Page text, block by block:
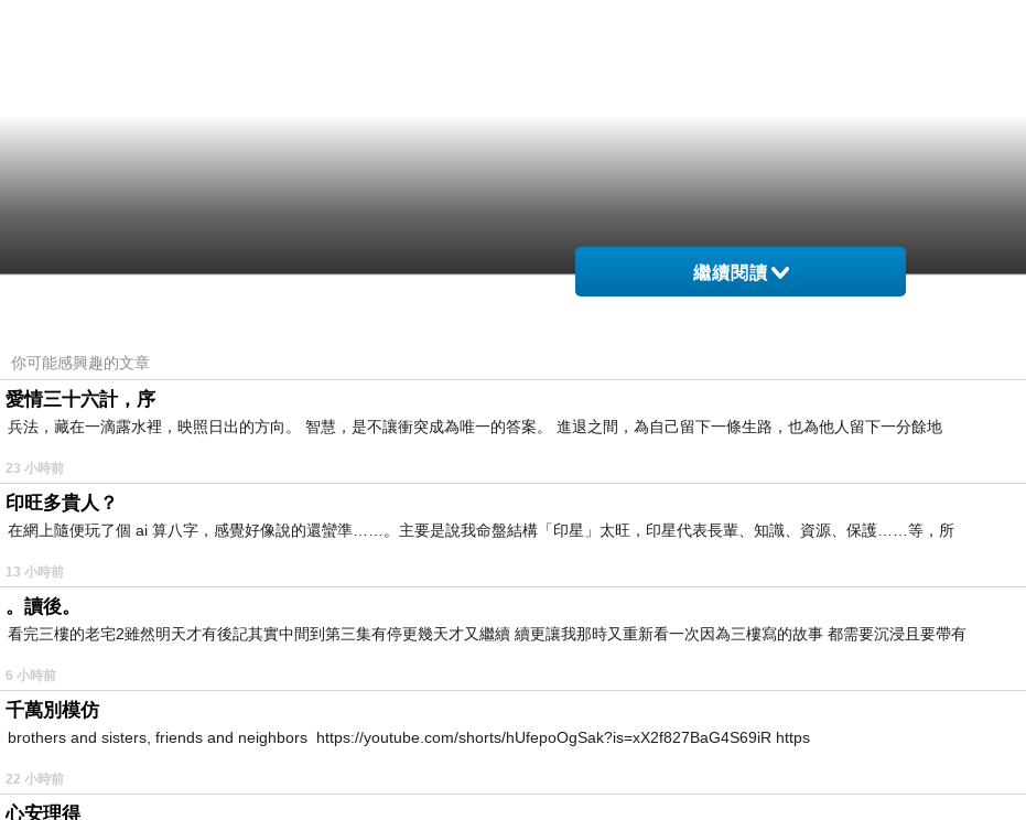
繼續閱讀
你可能感興趣的文章
愛情三十六計，序
兵法，藏在一滴露水裡，映照日出的方向。 智慧，是不讓衝突成為唯一的答案。 進退之間，為自己留下一條生路，也為他人留下一分餘地
23 小時前
印旺多貴人？
在網上隨便玩了個 ai 算八字，感覺好像說的還蠻準……。主要是說我命盤結構「印星」太旺，印星代表長輩、知識、資源、保護……等，所
13 小時前
。讀後。
看完三樓的老宅2雖然明天才有後記其實中間到第三集有停更幾天才又繼續 續更讓我那時又重新看一次因為三樓寫的故事 都需要沉浸且要帶有
6 小時前
千萬別模仿
brothers and sisters, friends and neighbors https://youtube.com/shorts/hUfepoOgSak?is=xX2f827BaG4S69iR https
22 小時前
心安理得